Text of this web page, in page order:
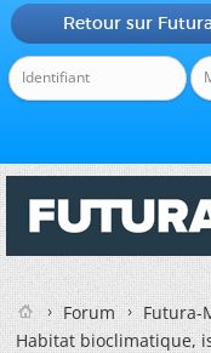
Retour sur
Forum
Futura-
Habitat bioclimatique,